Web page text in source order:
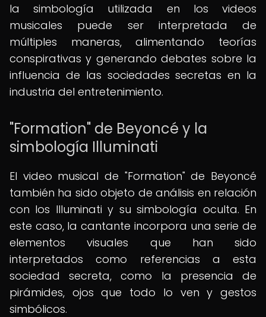
la simbología utilizada en los videos
musicales puede ser interpretada de
múltiples maneras, alimentando teorías
conspirativas y generando debates sobre la
influencia de las sociedades secretas en la
industria del entretenimiento.
"Formation" de Beyoncé y la
simbología Illuminati
El video musical de "Formation" de Beyoncé
también ha sido objeto de análisis en relación
con los Illuminati y su simbología oculta. En
este caso, la cantante incorpora una serie de
elementos visuales que han sido
interpretados como referencias a esta
sociedad secreta, como la presencia de
pirámides, ojos que todo lo ven y gestos
simbólicos.